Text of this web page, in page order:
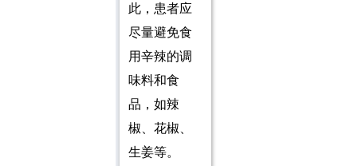
此，患者应
尽量避免食
用辛辣的调
味料和食
品，如辣
椒、花椒、
生姜等。